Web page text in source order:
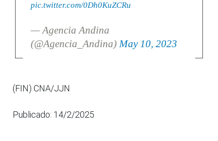
pic.twitter.com/0Dh0KuZCRu
— Agencia Andina
(@Agencia_Andina)May 10, 2023
(FIN) CNA/JJN
Publicado: 14/2/2025